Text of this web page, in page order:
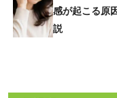
感が起こる原
説